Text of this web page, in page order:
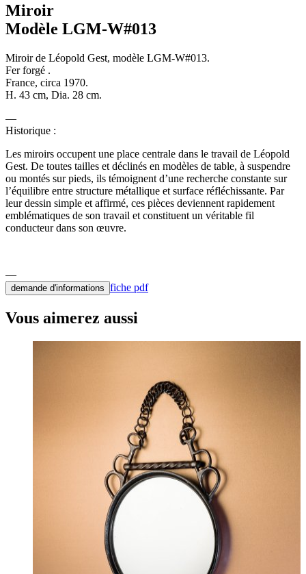
Miroir
Modèle LGM-W#013
Miroir de Léopold Gest, modèle LGM-W#013.
Fer forgé .
France, circa 1970.
H. 43 cm, Dia. 28 cm.
Historique :
Les miroirs occupent une place centrale dans le travail de Léopold
Gest. De toutes tailles et déclinés en modèles de table, à suspendre
ou montés sur pieds, ils témoignent d’une recherche constante sur
l’équilibre entre structure métallique et surface réfléchissante. Par
leur dessin simple et affirmé, ces pièces deviennent rapidement
emblématiques de son travail et constituent un véritable fil
conducteur dans son œuvre.
demande d'informations fiche pdf
Vous aimerez aussi